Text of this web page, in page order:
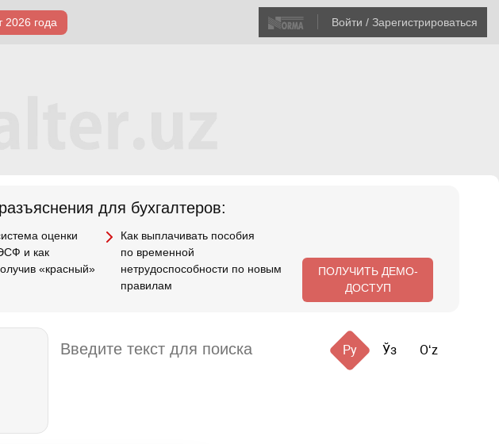
2026 года Войти / Зарегистрироваться
для бухгалтеров:
оценки
и как
«красный»
Как выплачивать пособия
по временной
нетрудоспособности по новым
правилам
ПОЛУЧИТЬ ДЕМО-
ДОСТУП
Ру Ўз Oʻz